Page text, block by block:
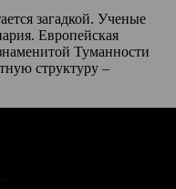
загадкой. Ученые
Европейская
Туманности
структуру –